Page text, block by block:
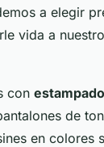
a elegir
vida a
con
de
en colores